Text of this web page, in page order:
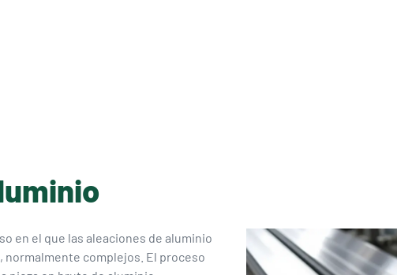
en el que las aleaciones de aluminio
complejos. El proceso